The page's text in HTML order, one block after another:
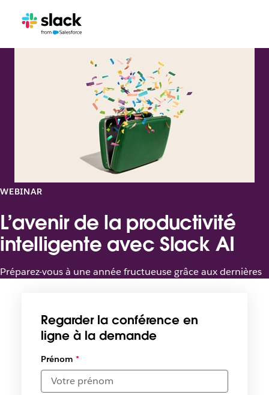
WEBINAR
L’avenir de la productivité
intelligente avec Slack AI
Préparez-vous à une année fructueuse grâce aux dernières
Regarder la conférence en
ligne à la demande
Sélectionner
des dates et
des fuseaux
Prénom *